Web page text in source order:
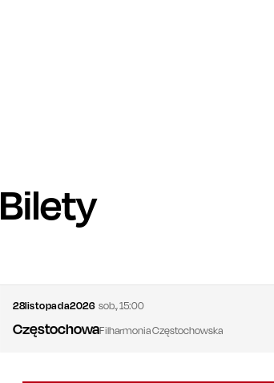
Bilety
28listopada2026 sob.,15:00
CzęstochowaFilharmonia Częstochowska